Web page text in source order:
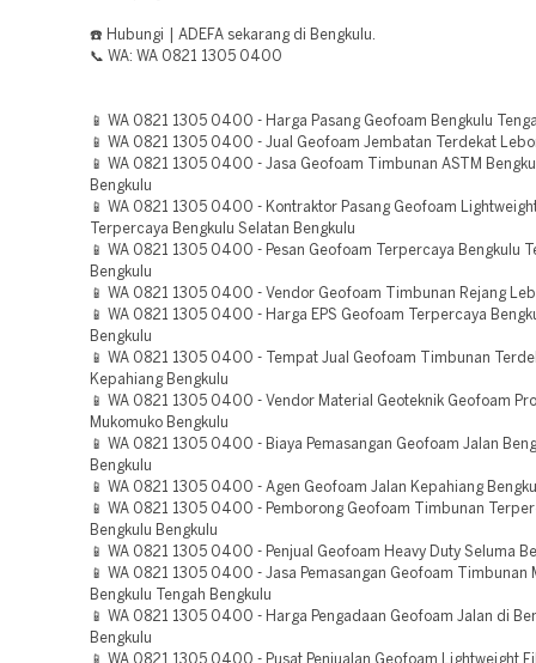
☎️ Hubungi | ADEFA sekarang di Bengkulu.
📞 WA: WA 0821 1305 0400
📱 WA 0821 1305 0400 - Harga Pasang Geofoam Bengkulu
📱 WA 0821 1305 0400 - Jual Geofoam Jembatan Terdekat
📱 WA 0821 1305 0400 - Jasa Geofoam Timbunan ASTM
Bengkulu
📱 WA 0821 1305 0400 - Kontraktor Pasang Geofoam
Terpercaya Bengkulu Selatan Bengkulu
📱 WA 0821 1305 0400 - Pesan Geofoam Terpercaya Bengkulu
Bengkulu
📱 WA 0821 1305 0400 - Vendor Geofoam Timbunan Rejang
📱 WA 0821 1305 0400 - Harga EPS Geofoam Terpercaya
Bengkulu
📱 WA 0821 1305 0400 - Tempat Jual Geofoam Timbunan
Kepahiang Bengkulu
📱 WA 0821 1305 0400 - Vendor Material Geoteknik Geofoam
Mukomuko Bengkulu
📱 WA 0821 1305 0400 - Biaya Pemasangan Geofoam Jalan
Bengkulu
📱 WA 0821 1305 0400 - Agen Geofoam Jalan Kepahiang
📱 WA 0821 1305 0400 - Pemborong Geofoam Timbunan
Bengkulu Bengkulu
📱 WA 0821 1305 0400 - Penjual Geofoam Heavy Duty Seluma
📱 WA 0821 1305 0400 - Jasa Pemasangan Geofoam Timbunan
Bengkulu Tengah Bengkulu
📱 WA 0821 1305 0400 - Harga Pengadaan Geofoam Jalan di
Bengkulu
📱 WA 0821 1305 0400 - Pusat Penjualan Geofoam Lightweight